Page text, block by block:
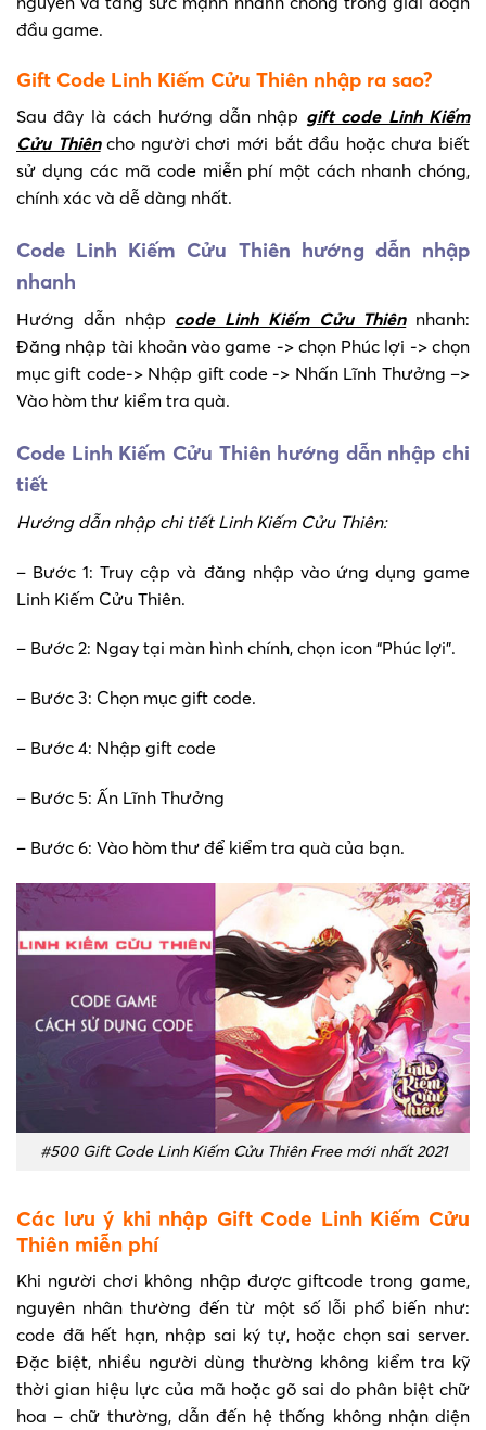
đầu game.
Gift Code Linh Kiếm Cửu Thiên nhập ra sao?
Sau đây là cách hướng dẫn nhập gift code Linh Kiếm
Cửu Thiêncho người chơi mới bắt đầu hoặc chưa biết
sử dụng các mã code miễn phí một cách nhanh chóng,
chính xác và dễ dàng nhất.
Code Linh Kiếm Cửu Thiên hướng dẫn nhập
nhanh
Hướng dẫn nhập code Linh Kiếm Cửu Thiênnhanh:
Đăng nhập tài khoản vào game -> chọn Phúc lợi -> chọn
mục gift code-> Nhập gift code -> Nhấn Lĩnh Thưởng –>
Vào hòm thư kiểm tra quà.
Code Linh Kiếm Cửu Thiên hướng dẫn nhập chi
tiết
Hướng dẫn nhập chi tiết Linh Kiếm Cửu Thiên:
– Bước 1: Truy cập và đăng nhập vào ứng dụng game
Linh Kiếm Cửu Thiên.
– Bước 2: Ngay tại màn hình chính, chọn icon “Phúc lợi”.
– Bước 3: Chọn mục gift code.
– Bước 4: Nhập gift code
– Bước 5: Ấn Lĩnh Thưởng
– Bước 6: Vào hòm thư để kiểm tra quà của bạn.
#500 Gift Code Linh Kiếm Cửu Thiên Free mới nhất 2021
Các lưu ý khi nhập Gift Code Linh Kiếm Cửu
Thiên miễn phí
Khi người chơi không nhập được giftcode trong game,
nguyên nhân thường đến từ một số lỗi phổ biến như:
code đã hết hạn, nhập sai ký tự, hoặc chọn sai server.
Đặc biệt, nhiều người dùng thường không kiểm tra kỹ
thời gian hiệu lực của mã hoặc gõ sai do phân biệt chữ
hoa – chữ thường, dẫn đến hệ thống không nhận diện